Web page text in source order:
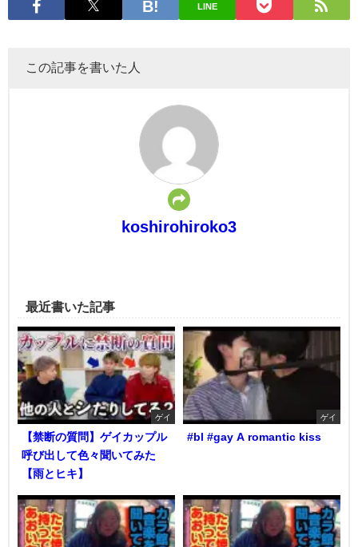
LINE
この記事を書いた人
koshirohiroko3
最近書いた記事
ゲイ
【禁断の質問】ゲイカップル
呼び出して色々聞いてみた
【雨とヒキ】
ゲイ
#bl #gay A romantic kiss